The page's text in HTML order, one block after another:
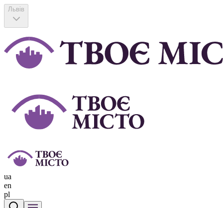
Львів
ua
en
pl